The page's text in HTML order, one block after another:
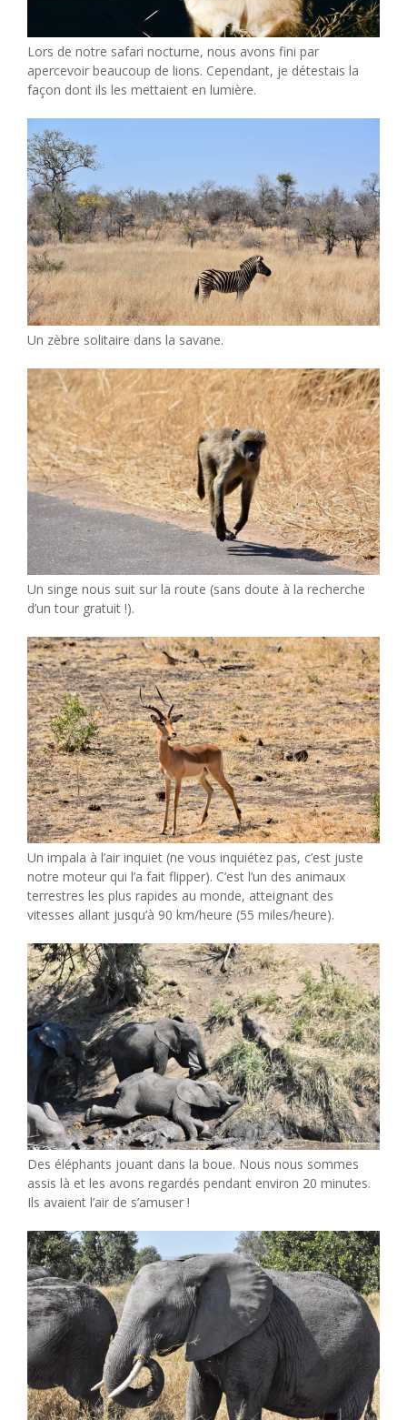
Lors de notre safari nocturne, nous avons fini par
apercevoir beaucoup de lions. Cependant, je détestais la
façon dont ils les mettaient en lumière.
Un zèbre solitaire dans la savane.
Un singe nous suit sur la route (sans doute à la recherche
d’un tour gratuit !).
Un impala à l’air inquiet (ne vous inquiétez pas, c’est juste
notre moteur qui l’a fait flipper). C’est l’un des animaux
terrestres les plus rapides au monde, atteignant des
vitesses allant jusqu’à 90 km/heure (55 miles/heure).
Des éléphants jouant dans la boue. Nous nous sommes
assis là et les avons regardés pendant environ 20 minutes.
Ils avaient l’air de s’amuser !